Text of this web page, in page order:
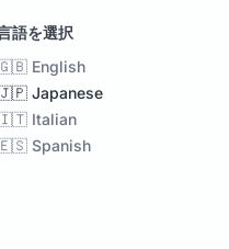
語を選択
English
Japanese
Italian
Spanish